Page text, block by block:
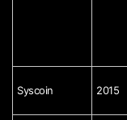
Syscoin 2015